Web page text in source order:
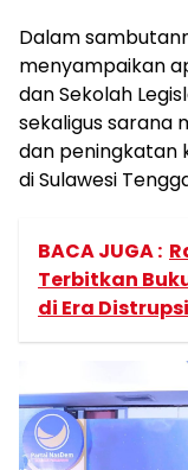
Dalam
menyampaikan
dan Sekolah
sekaligus sarana
dan peningkatan
di Sulawesi
BACA JUGA :
Terbitkan
di Era Distrupsi